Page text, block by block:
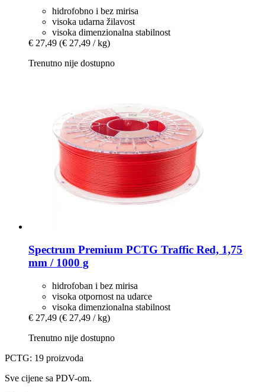
hidrofobno i bez mirisa
visoka udarna žilavost
visoka dimenzionalna stabilnost
€ 27,49 (€ 27,49 / kg)
Trenutno nije dostupno
Spectrum Premium PCTG Traffic Red, 1,75
mm / 1000 g
hidrofoban i bez mirisa
visoka otpornost na udarce
visoka dimenzionalna stabilnost
€ 27,49 (€ 27,49 / kg)
Trenutno nije dostupno
PCTG: 19 proizvoda
Sve cijene sa PDV-om.